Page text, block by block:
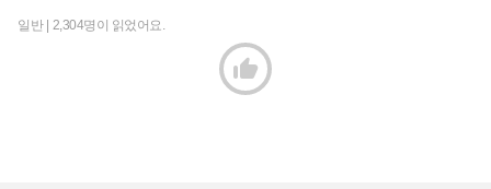
일반 | 2,304명이 읽었어요.
